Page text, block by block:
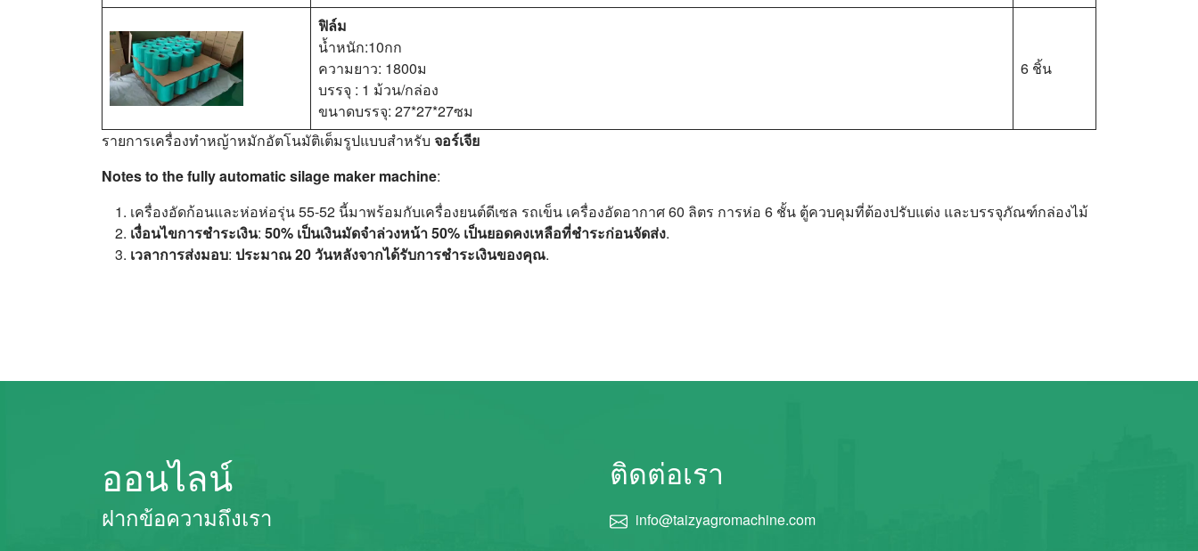
ฟิล์ม
น้ำหนัก:10กก
ความยาว: 1800ม
บรรจุ : 1 ม้วน/กล่อง
ขนาดบรรจุ: 27*27*27ซม
6 ชิ้น
รายการเครื่องทำหญ้าหมักอัตโนมัติเต็มรูปแบบสำหรับ จอร์เจีย
Notes to the fully automatic silage maker machine:
เครื่องอัดก้อนและห่อห่อรุ่น 55-52 นี้มาพร้อมกับเครื่องยนต์ดีเซล รถเข็น เครื่องอัดอากาศ 60 ลิตร การห่อ 6 ชั้น ตู้ควบคุมที่ต้องปรับแต่ง และบรรจุภัณฑ์กล่องไม้
เงื่อนไขการชำระเงิน: 50% เป็นเงินมัดจำล่วงหน้า 50% เป็นยอดคงเหลือที่ชำระก่อนจัดส่ง.
เวลาการส่งมอบ: ประมาณ 20 วันหลังจากได้รับการชำระเงินของคุณ.
ออนไลน์
ฝากข้อความถึงเรา
ติดต่อเรา
info@taizyagromachine.com